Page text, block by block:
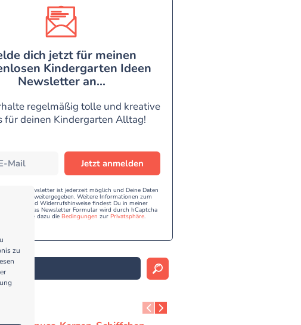
zu
dich jetzt für meinen
Kindergarten Ideen
Newsletter an...
regelmäßig tolle und kreative
für deinen Kindergarten Alltag!
Jetzt anmelden
vom Newsletter ist jederzeit möglich und Deine Daten
an Dritte weitergegeben. Weitere Informationen zum
und Widerrufshinweise findest Du in meiner
Das Newsletter Formular wird durch hCaptcha
Bitte lese dazu die Bedingungen zur Privatsphäre.